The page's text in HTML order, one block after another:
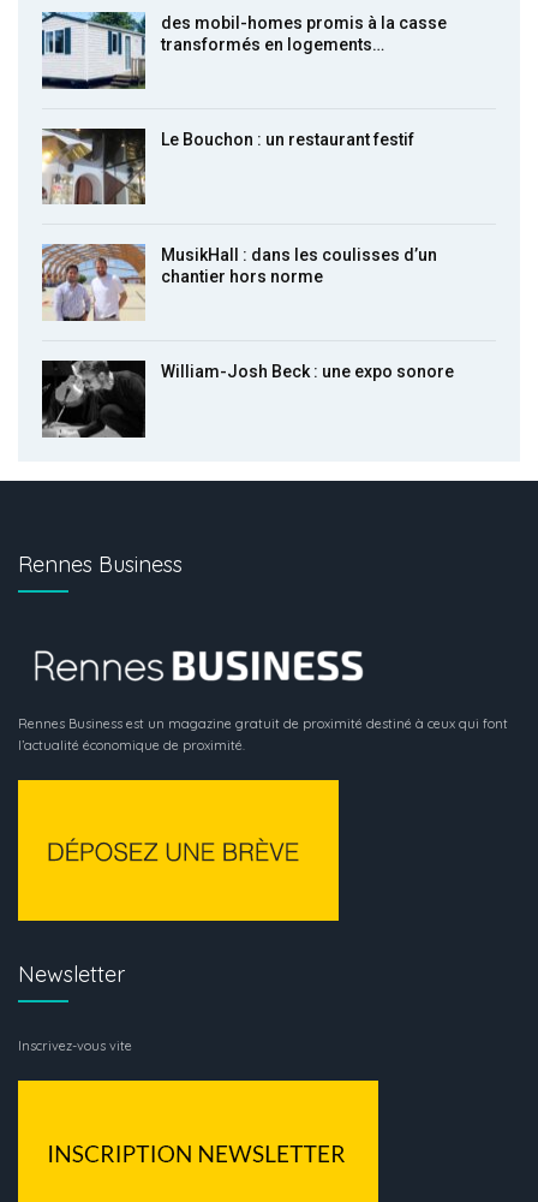
des mobil-homes promis à la casse
transformés en logements…
Le Bouchon : un restaurant festif
MusikHall : dans les coulisses d’un
chantier hors norme
William-Josh Beck : une expo sonore
Rennes Business
Rennes Business est un magazine gratuit de proximité destiné à ceux qui font
l’actualité économique de proximité.
Newsletter
Inscrivez-vous vite